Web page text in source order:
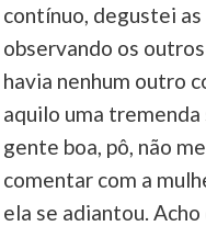
contínuo, degustei
observando os
havia nenhum outro
aquilo uma tremenda
gente boa, pô, não
comentar com a
ela se adiantou.